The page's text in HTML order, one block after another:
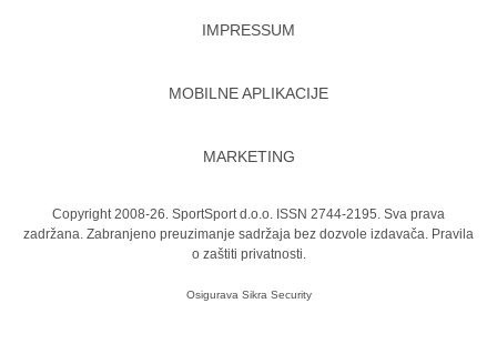
IMPRESSUM
MOBILNE APLIKACIJE
MARKETING
Copyright 2008-26. SportSport d.o.o. ISSN 2744-2195. Sva prava
zadržana. Zabranjeno preuzimanje sadržaja bez dozvole izdavača. Pravila
o zaštiti privatnosti.
Osigurava Sikra Security